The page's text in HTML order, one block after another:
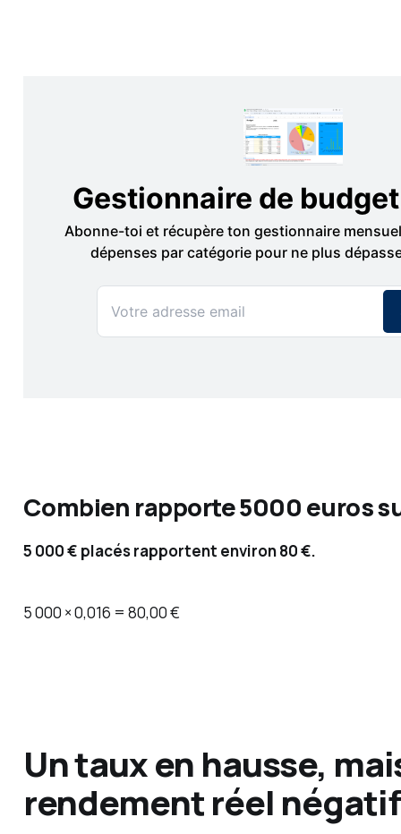
Combien rapporte 5000 euros
5 000 € placés rapportent environ 80 €.
5 000 × 0,016 = 80,00 €
Un taux en hausse,
rendement réel négatif